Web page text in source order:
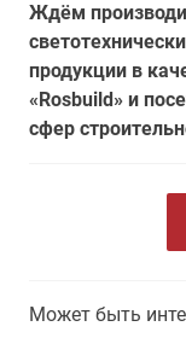
Ждём
продукции в
«Rosbuild» и
сфер
Может быть